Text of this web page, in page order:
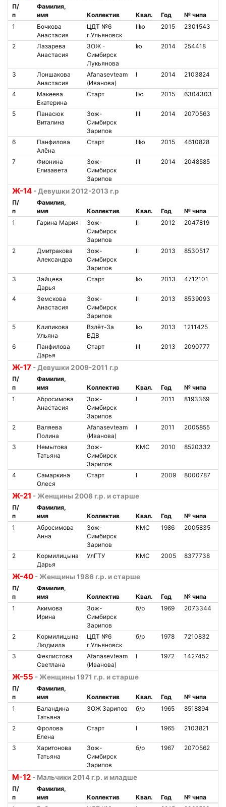
П/
п
Фамилия,
имя
Коллектив Квал. Год № чипа
1
Бочкова
Анастасия
ЦДТ №6
г.Ульяновск
IIIю 2015 2301543
2
Лазарева
Анастасия
ЗОЖ -
Симбирск
Лукьянова
Iю 2014 254418
3
Лоншакова
Анастасия
Afanasevteam
(Иванова)
I 2014 2103824
4
Макеева
Екатерина
Старт IIю 2015 6304303
5
Панасюк
Виталина
Зож-
Симбирск
Зарипов
III 2014 2070563
6
Панфилова
Алёна
Старт IIIю 2015 4610828
7
Фионина
Елизавета
Зож-
Симбирск
Зарипов
III 2014 2048585
Ж-14 - Девушки 2012-2013 г.р
П/
п
Фамилия,
имя
Коллектив Квал. Год № чипа
1
Гарина Мария
Зож-
Симбирск
Зарипов
II 2012 2047819
2
Дмитракова
Александра
Зож-
Симбирск
Зарипов
II 2013 8530517
3
Зайцева
Дарья
Старт Iю 2013 4712101
4
Земскова
Анастасия
Зож-
Симбирск
Зарипов
II 2013 8539093
5
Клипикова
Ульяна
Взлёт-За
ВДВ
Iю 2013 1211425
6
Панфилова
Дарья
Старт III 2013 2090777
Ж-17 - Девушки 2009-2011 г.р
П/
п
Фамилия,
имя
Коллектив Квал. Год № чипа
1
Абросимова
Анастасия
Зож-
Симбирск
Зарипов
I 2011 8193369
2
Валяева
Полина
Afanasevteam
(Иванова)
I 2011 2005855
3
Немытова
Татьяна
Зож-
Симбирск
Зарипов
КМС 2010 8520332
4
Самаркина
Олеся
Старт I 2009 8000787
Ж-21 - Женщины 2008 г.р. и старше
П/
п
Фамилия,
имя
Коллектив Квал. Год № чипа
1
Абросимова
Анна
Зож-
Симбирск
Зарипов
КМС 1986 2005835
2
Кормилицына
Дарья
УлГТУ КМС 2005 8377738
Ж-40 - Женщины 1986 г.р. и старше
П/
п
Фамилия,
имя
Коллектив Квал. Год № чипа
1
Акимова
Ирина
Зож-
Симбирск
Зарипов
б/р 1969 2073344
2
Кормилицына
Людмила
ЦДТ №6
г.Ульяновск
б/р 1978 7210832
3
Феклистова
Светлана
Afanasevteam
(Иванова)
I 1972 1427452
Ж-55 - Женщины 1971 г.р. и старше
П/
п
Фамилия,
имя
Коллектив Квал. Год № чипа
1
Баландина
Татьяна
ЗОЖ Зарипов б/р 1965 8518894
2
Фролова
Елена
Старт I 1965 2103821
3
Харитонова
Татьяна
Зож-
Симбирск
Зарипов
б/р 1967 2070562
М-12 - Мальчики 2014 г.р. и младше
П/
п
Фамилия,
имя
Коллектив Квал. Год № чипа